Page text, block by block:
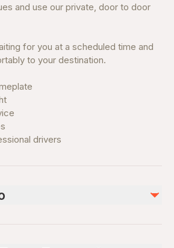
and use our private, door to door
for you at a scheduled time and
to your destination.
drivers